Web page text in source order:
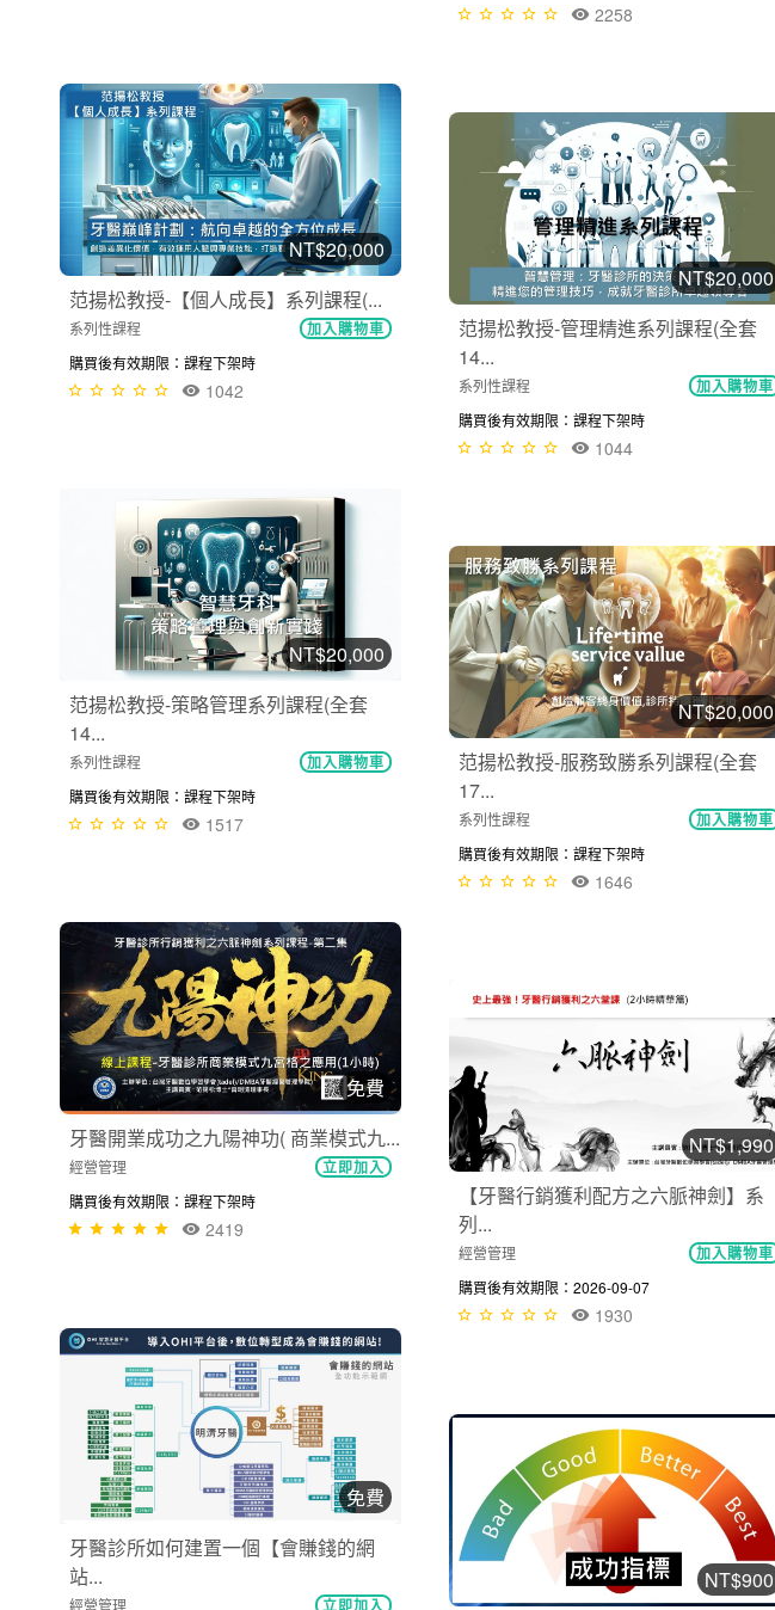
2258
NT$20,000
范揚松教授-【個人成長】系列課程(...
系列性課程 加入購物車
購買後有效期限：課程下架時
1042
NT$20,000
范揚松教授-管理精進系列課程(全套
14...
系列性課程 加入購物車
購買後有效期限：課程下架時
1044
NT$20,000
范揚松教授-策略管理系列課程(全套
14...
系列性課程 加入購物車
購買後有效期限：課程下架時
1517
NT$20,000
范揚松教授-服務致勝系列課程(全套
17...
系列性課程 加入購物車
購買後有效期限：課程下架時
1646
免費
牙醫開業成功之九陽神功( 商業模式九...
經營管理 立即加入
購買後有效期限：課程下架時
2419
NT$1,990
【牙醫行銷獲利配方之六脈神劍】系
列...
經營管理 加入購物車
購買後有效期限：2026-09-07
1930
免費
牙醫診所如何建置一個【會賺錢的網
站...
經營管理 立即加入
NT$900